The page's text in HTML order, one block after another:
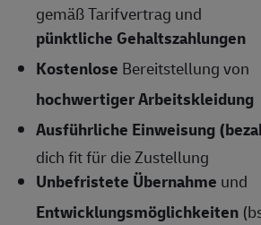
gemäß Tarifvertrag und
pünktliche Gehaltszahlungen
Kostenlose Bereitstellung von
hochwertiger Arbeitskleidung
Ausführliche Einweisung
dich fit für die Zustellung
Unbefristete Übernahme und
Entwicklungsmöglichkeiten